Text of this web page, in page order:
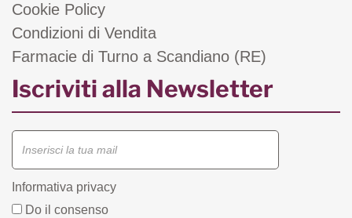
Cookie Policy
Condizioni di Vendita
Farmacie di Turno a Scandiano (RE)
Iscriviti alla Newsletter
Informativa privacy
Do il consenso